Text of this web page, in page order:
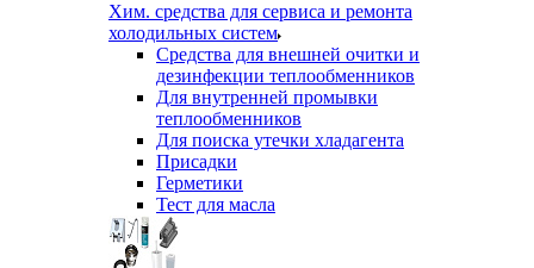
Хим. средства для сервиса и ремонта
холодильных систем
Средства для внешней очитки и
дезинфекции теплообменников
Для внутренней промывки
теплообменников
Для поиска утечки хладагента
Присадки
Герметики
Тест для масла